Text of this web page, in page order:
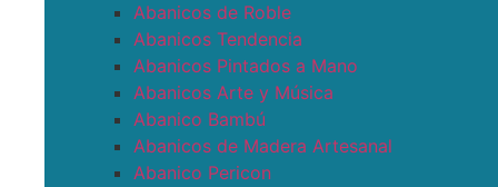
Abanicos de Roble
Abanicos Tendencia
Abanicos Pintados a Mano
Abanicos Arte y Música
Abanico Bambú
Abanicos de Madera Artesanal
Abanico Pericon